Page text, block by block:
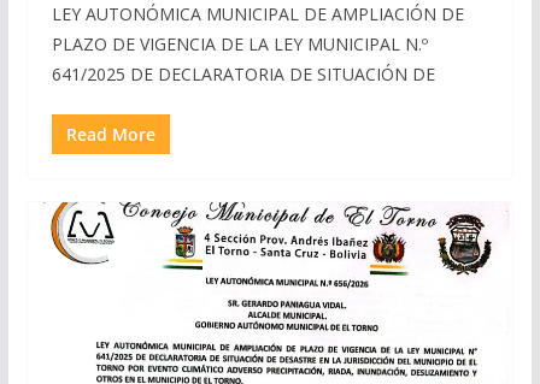
LEY AUTONÓMICA MUNICIPAL DE AMPLIACIÓN DE
PLAZO DE VIGENCIA DE LA LEY MUNICIPAL N.º
641/2025 DE DECLARATORIA DE SITUACIÓN DE
Read More